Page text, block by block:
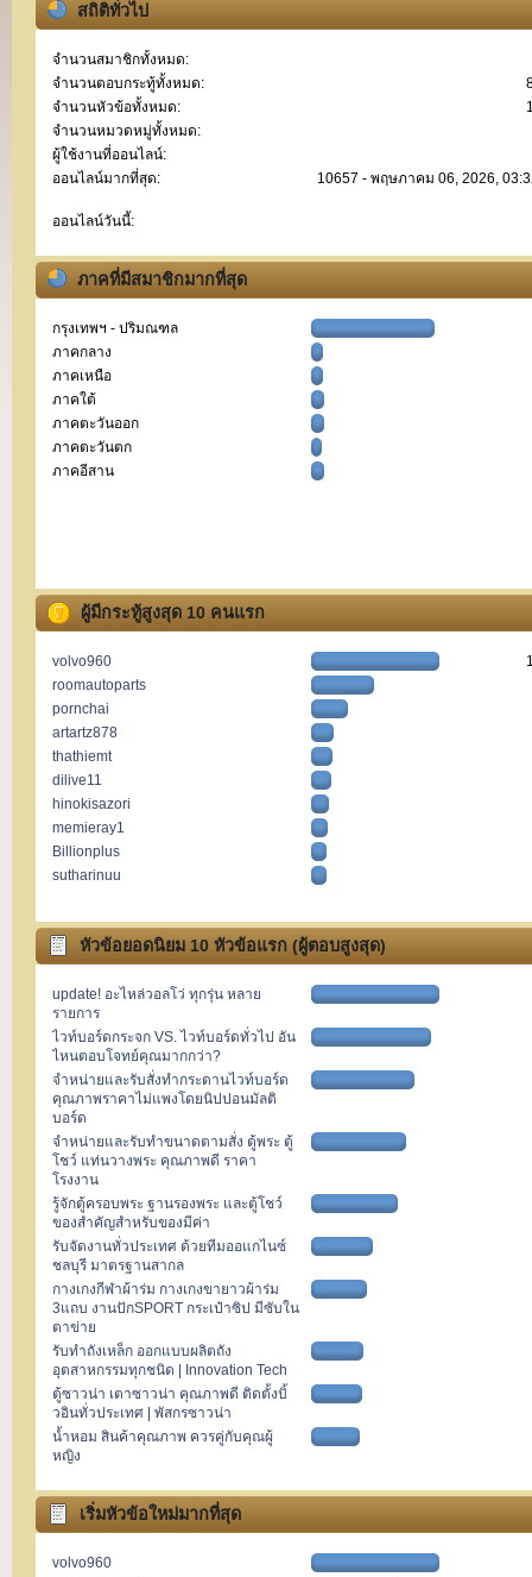
สถิติทั่วไป
จำนวนสมาชิกทั้งหมด:
จำนวนตอบกระทู้ทั้งหมด:
จำนวนหัวข้อทั้งหมด:
จำนวนหมวดหมู่ทั้งหมด:
ผู้ใช้งานที่ออนไลน์:
ออนไลน์มากที่สุด:
10657 - พฤษภาคม 06, 2026,
ออนไลน์วันนี้:
ภาคที่มีสมาชิกมากที่สุด
กรุงเทพฯ - ปริมณฑล
ภาคกลาง
ภาคเหนือ
ภาคใต้
ภาคตะวันออก
ภาคตะวันตก
ภาคอีสาน
ผู้มีกระทู้สูงสุด 10 คนแรก
volvo960
roomautoparts
pornchai
artartz878
thathiemt
dilive11
hinokisazori
memieray1
ิBillionplus
sutharinuu
หัวข้อยอดนิยม 10 หัวข้อแรก (ผู้ตอบสูงสุด)
update! อะไหล่วอลโว่ ทุกรุ่น หลาย
รายการ
ไวท์บอร์ดกระจก VS. ไวท์บอร์ดทั่วไป อัน
ไหนตอบโจทย์คุณมากกว่า?
จำหน่ายและรับสั่งทำกระดานไวท์บอร์ด
คุณภาพราคาไม่แพงโดยนิปปอนมัลติ
บอร์ด
จำหน่ายและรับทำขนาดตามสั่ง ตู้พระ ตู้
โชว์ แท่นวางพระ คุณภาพดี ราคา
โรงงาน
รู้จักตู้ครอบพระ ฐานรองพระ และตู้โชว์
ของสำคัญสำหรับของมีค่า
รับจัดงานทั่วประเทศ ด้วยทีมออแกไนซ์
ชลบุรี มาตรฐานสากล
กางเกงกีฬาผ้าร่ม กางเกงขายาวผ้าร่ม
3แถบ งานปักSPORT กระเป๋าซิป มีซับใน
ตาข่าย
รับทำถังเหล็ก ออกแบบผลิตถัง
อุตสาหกรรมทุกชนิด | Innovation Tech
ตู้ซาวน่า เตาซาวน่า คุณภาพดี ติดตั้งบิ้
วอินทั่วประเทศ | พัสกรซาวน่า
น้ำหอม สินค้าคุณภาพ ควรคู่กับคุณผู้
หญิง
เริ่มหัวข้อใหม่มากที่สุด
volvo960